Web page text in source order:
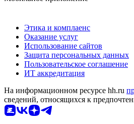
Этика и комплаенс
Оказание услуг
Использование сайтов
Защита персональных данных
Пользовательское соглашение
ИТ аккредитация
На информационном ресурсе hh.ru
сведений, относящихся к